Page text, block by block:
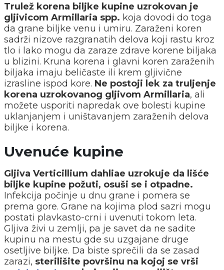
Trulež korena biljke kupine uzrokovan je
gljivicom Armillaria spp. koja dovodi do toga
da grane biljke venu i umiru. Zaraženi koren
sadrži nizove razgranatih delova koji rastu kroz
tlo i lako mogu da zaraze zdrave korene biljaka
u blizini. Kruna korena i glavni koren zaraženih
biljaka imaju beličaste ili krem gljivične
izrasline ispod kore. Ne postoji lek za truljenje
korena uzrokovanog gljivom Armillaria, ali
možete usporiti napredak ove bolesti kupine
uklanjanjem i uništavanjem zaraženih delova
biljke i korena.
Uvenuće kupine
Gljiva Verticillium dahliae uzrokuje da lišće
biljke kupine požuti, osuši se i otpadne.
Infekcija počinje u dnu grane i pomera se
prema gore. Grane na kojima plod sazri mogu
postati plavkasto-crni i uvenuti tokom leta.
Gljiva živi u zemlji, pa je savet da ne sadite
kupinu na mestu gde su uzgajane druge
osetljive biljke. Da biste sprečili da se zasad
zarazi, sterilišite površinu na kojoj se vrši